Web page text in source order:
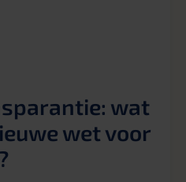
wat
wet voor